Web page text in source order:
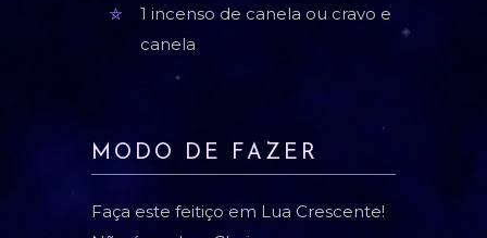
1 incenso de canela ou cravo e
canela
MODO DE FAZER
Faça este feitiço em Lua Crescente!